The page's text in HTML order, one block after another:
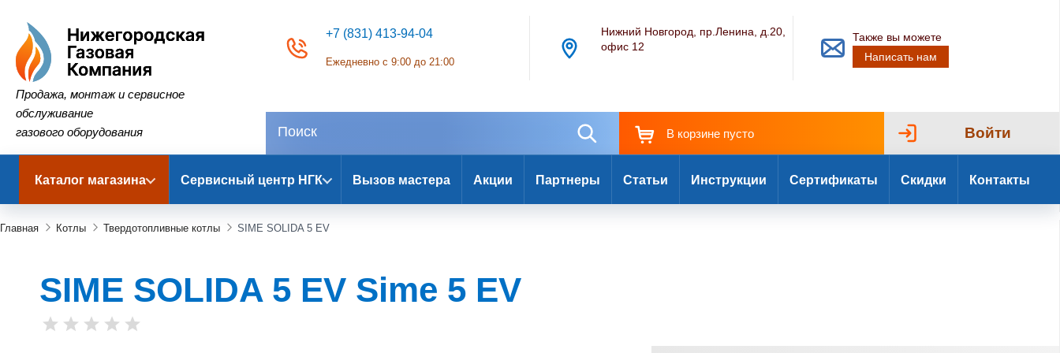
Нижегородская Газовая Компания
Продажа, монтаж и сервисное
обслуживание
газового оборудования
+7 (831) 413-94-04
Ежедневно с 9:00 до 21:00
Нижний Новгород, пр.Ленина, д.20,
офис 12
Также вы можете
Написать нам
В корзине пусто Войти
Каталог магазина Сервисный центр НГК Вызов мастера Акции Партнеры Статьи Инструкции Сертификаты Скидки Контакты
Главная Котлы Твердотопливные котлы SIME SOLIDA 5 EV
SIME SOLIDA 5 EV Sime 5 EV